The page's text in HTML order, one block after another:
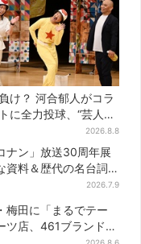
け？ 河合郁人がコラ
に全力投球、“芸人も
しくてやらない”ギャグ
2026.8.8
ナン」放送30周年展
資料＆歴代の名台詞
2026.7.9
梅田に「まるでテー
ツ店、461ブランド集